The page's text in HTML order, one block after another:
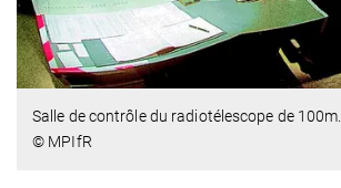
Salle de contrôle du radiotélescope de 100m.
© MPIfR